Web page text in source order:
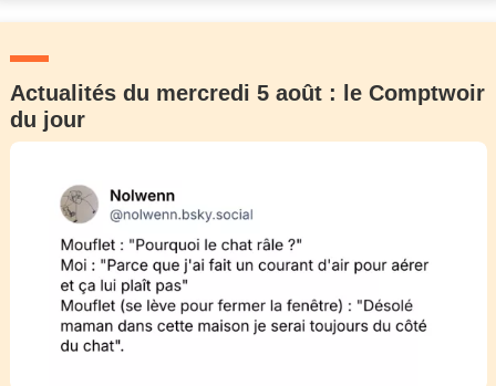
Actualités du mercredi 5 août : le Comptwoir
du jour